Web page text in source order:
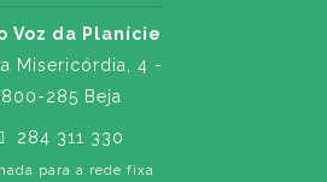
Voz da Planície
Misericórdia, 4 -
285 Beja
284 311 330
para a rede fixa